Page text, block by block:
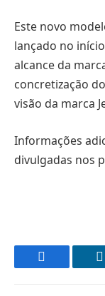
Este novo
lançado no
alcance da
concretização
visão da marca
Informações
divulgadas nos